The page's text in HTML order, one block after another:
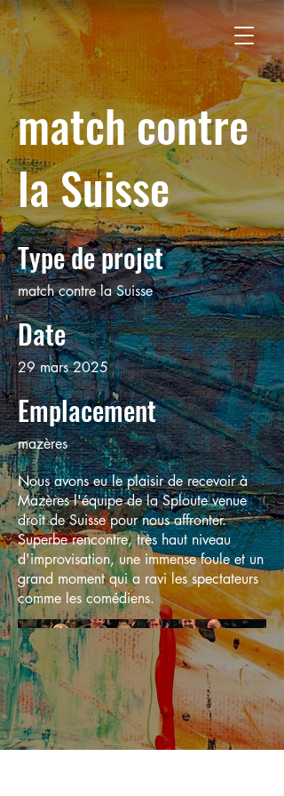
match contre
la Suisse
Type de projet
match contre la Suisse
Date
29 mars 2025
Emplacement
mazères
Nous avons eu le plaisir de recevoir à
Mazères l'équipe de la Sploute venue
droit de Suisse pour nous affronter.
Superbe rencontre, très haut niveau
d'improvisation, une immense foule et un
grand moment qui a ravi les spectateurs
comme les comédiens.